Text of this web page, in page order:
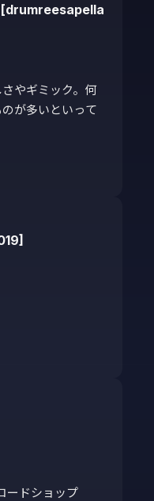
やギミック。何
が多いといって
ードショップ